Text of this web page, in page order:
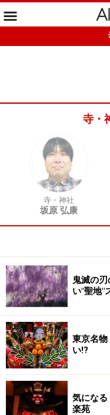
寺・
寺・神社
坂原 弘康
鬼滅の
い"聖地"
東京名
い!?
気にな
楽苑